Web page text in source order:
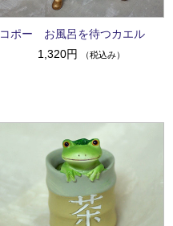
コポー お風呂を待つカエル
1,320円
（税込み）